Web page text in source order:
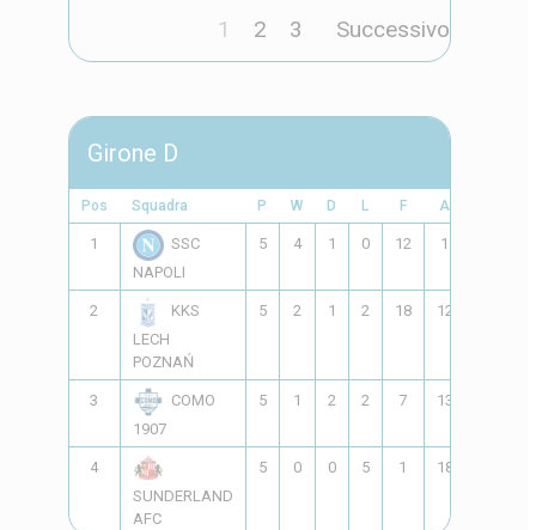
1 2 3 Successivo
Girone D
Pos Squadra P W D L F A
1
SSC
NAPOLI
5 4 1 0 12 1
2
KKS
LECH
POZNAŃ
5 2 1 2 18 12
3
COMO
1907
5 1 2 2 7 13
4
SUNDERLAND
AFC
5 0 0 5 1 18